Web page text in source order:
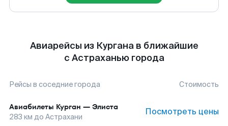
Авиарейсы из Кургана в ближайшие
с Астраханью города
Рейсы в соседние города Стоимость
Авиабилеты Курган — Элиста
283 км до Астрахани Посмотреть цены